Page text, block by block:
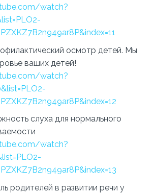
watch?
осмотр детей. Мы
ваших детей!
watch?
слуха для нормального
watch?
родителей в развитии речи у